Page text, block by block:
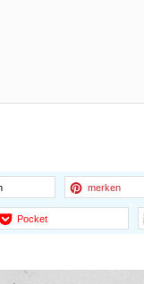
merken
Pocket